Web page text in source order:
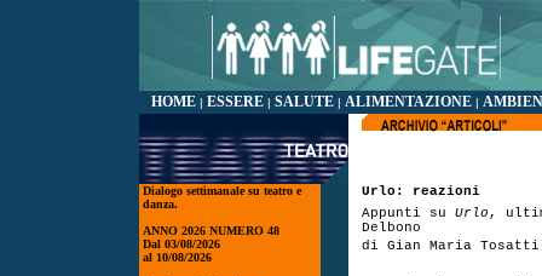
HOME | ESSERE | SALUTE | ALIMENTAZIONE |
Dialogo settimanale su teatro e
danza.
ANNO 2026 NUMERO 48
Dal 03/08/2026
al 10/08/2026
Urlo: reazioni
Appunti su Urlo ,
Delbono
di Gian Maria Tosatti